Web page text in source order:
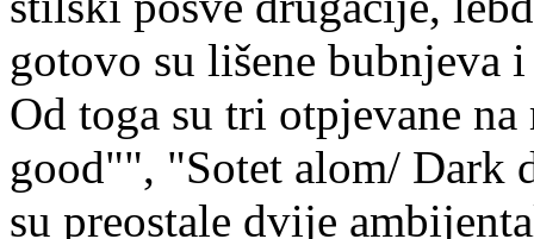
gotovo su lišene bubnjeva
Od toga su tri otpjevane
good"", "Sotet alom/ Dark
su preostale dvije